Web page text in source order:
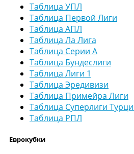
Таблица УПЛ
Таблица Первой Лиги
Таблица АПЛ
Таблица Ла Лига
Таблица Серии А
Таблица Бундеслиги
Таблица Лиги 1
Таблица Эредивизи
Таблица Примейра Лиги
Таблица Суперлиги
Таблица РПЛ
Еврокубки